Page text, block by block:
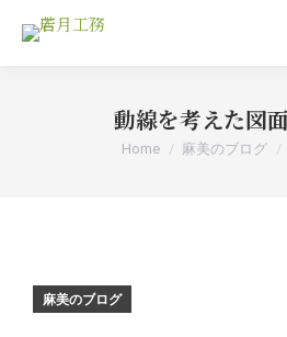
動線を考えた図
You are here:
Home 麻美のブログ
麻美のブログ